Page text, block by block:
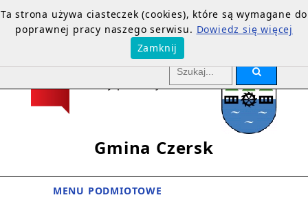
Gmina Czersk
MENU PODMIOTOWE
Ta strona używa ciasteczek (cookies), które są wymagane do
poprawnej pracy naszego serwisu. Dowiedz się więcej
Zamknij